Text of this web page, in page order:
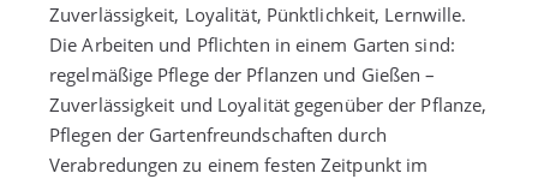
Zuverlässigkeit, Loyalität, Pünktlichkeit, Lernwille.
Die Arbeiten und Pflichten in einem Garten sind:
regelmäßige Pflege der Pflanzen und Gießen –
Zuverlässigkeit und Loyalität gegenüber der Pflanze,
Pflegen der Gartenfreundschaften durch
Verabredungen zu einem festen Zeitpunkt im